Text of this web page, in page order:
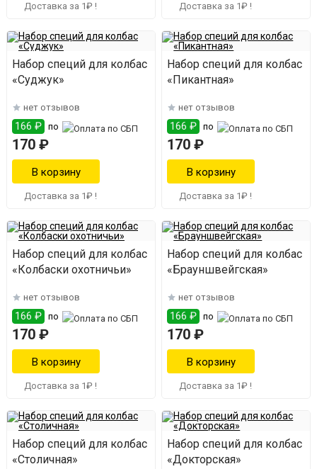
Доставка за 1₽ ! Доставка за 1₽ !
Набор специй для колбас
«Суджук»
нет отзывов
166 ₽ по
170 ₽
Доставка за 1₽ !
Набор специй для колбас
«Пикантная»
нет отзывов
166 ₽ по
170 ₽
Доставка за 1₽ !
Набор специй для колбас
«Колбаски охотничьи»
нет отзывов
166 ₽ по
170 ₽
Доставка за 1₽ !
Набор специй для колбас
«Брауншвейгская»
нет отзывов
166 ₽ по
170 ₽
Доставка за 1₽ !
Набор специй для колбас
«Столичная»
Набор специй для колбас
«Докторская»